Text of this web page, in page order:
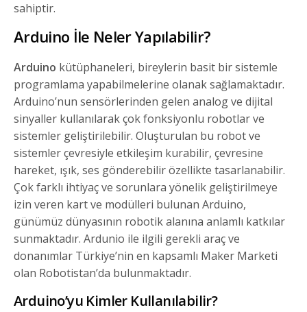
sahiptir.
Arduino İle Neler Yapılabilir?
Arduino kütüphaneleri, bireylerin basit bir sistemle
programlama yapabilmelerine olanak sağlamaktadır.
Arduino’nun sensörlerinden gelen analog ve dijital
sinyaller kullanılarak çok fonksiyonlu robotlar ve
sistemler geliştirilebilir. Oluşturulan bu robot ve
sistemler çevresiyle etkileşim kurabilir, çevresine
hareket, ışık, ses gönderebilir özellikte tasarlanabilir.
Çok farklı ihtiyaç ve sorunlara yönelik geliştirilmeye
izin veren kart ve modülleri bulunan Arduino,
günümüz dünyasının robotik alanına anlamlı katkılar
sunmaktadır. Ardunio ile ilgili gerekli araç ve
donanımlar Türkiye’nin en kapsamlı Maker Marketi
olan Robotistan’da bulunmaktadır.
Arduino’yu Kimler Kullanılabilir?